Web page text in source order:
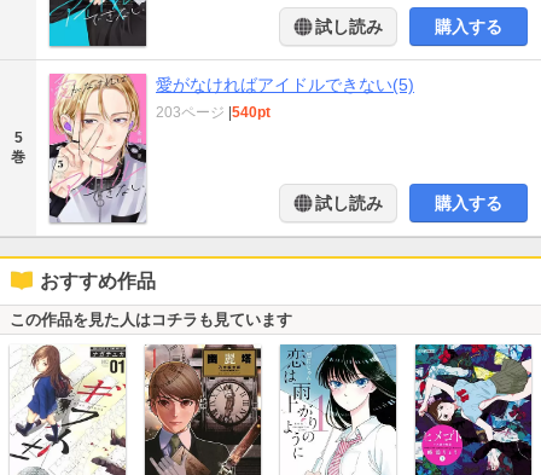
試し読み 購入する
5
巻
愛がなければアイドルできない(5)
203ページ 540pt
試し読み 購入する
おすすめ作品
この作品を見た人はコチラも見ています